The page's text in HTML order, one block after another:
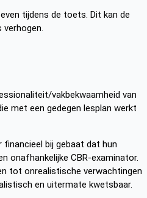
tijdens de toets. Dit kan de
verhogen.
vakbekwaamheid van
met een gedegen lesplan werkt
bij gebaat dat hun
onafhankelijke CBR-examinator.
tot onrealistische verwachtingen
en uitermate kwetsbaar.